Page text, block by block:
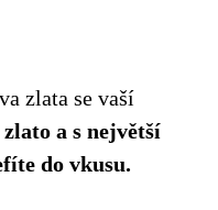
zlata se vaší
a s největší
do vkusu.